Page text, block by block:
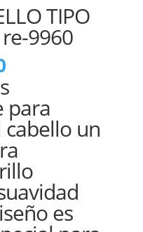
TIPO
9960
El
precio
actual
es:
$69,000.
para
un
es